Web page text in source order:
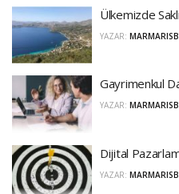
Ülkemizde
YAZAR:
Gayrimenkul
YAZAR:
Dijital
YAZAR: